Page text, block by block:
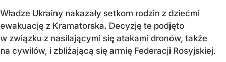
Władze Ukrainy nakazały setkom rodzin z dziećmi
ewakuację z Kramatorska. Decyzję te podjęto
w związku z nasilającymi się atakami dronów, także
na cywilów, i zbliżającą się armię Federacji Rosyjskiej.